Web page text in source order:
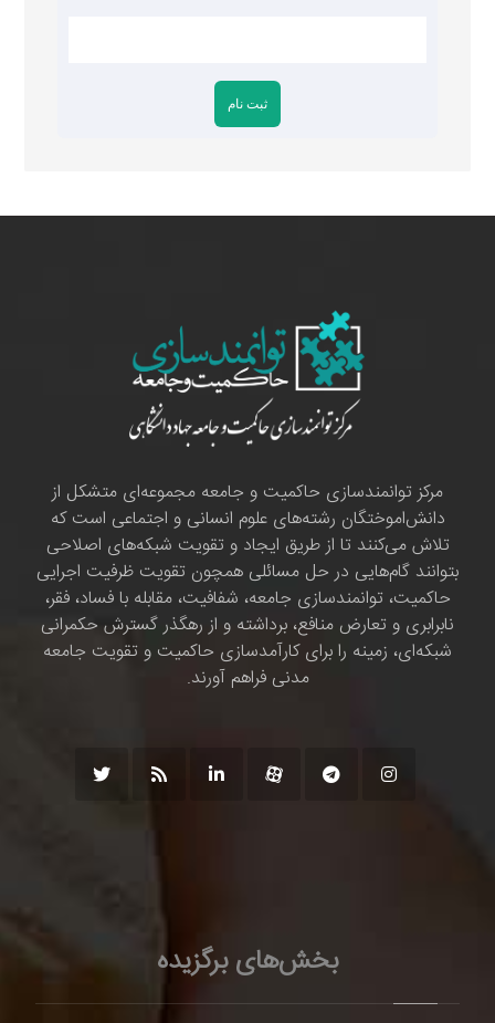
مرکز توانمندسازی حاکمیت و جامعه مجموعه‌ای متشکل از
دانش‌اموختگان رشته‌های علوم انسانی و اجتماعی است که
تلاش می‌کنند تا از طریق ایجاد و تقویت شبکه‌های اصلاحی
بتوانند گام‌هایی در حل مسائلی همچون تقویت ظرفیت اجرایی
حاکمیت، توانمندسازی جامعه، شفافیت، مقابله با فساد، فقر،
نابرابری و تعارض منافع، برداشته و از رهگذر گسترش حکمرانی
شبکه‌ای، زمینه را برای کارآمدسازی حاکمیت و تقویت جامعه
مدنی فراهم آورند.
بخش‌های برگزیده